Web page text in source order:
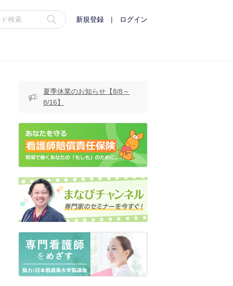
新規登録 | ログイン
夏季休業のお知らせ【8/8～
8/16】